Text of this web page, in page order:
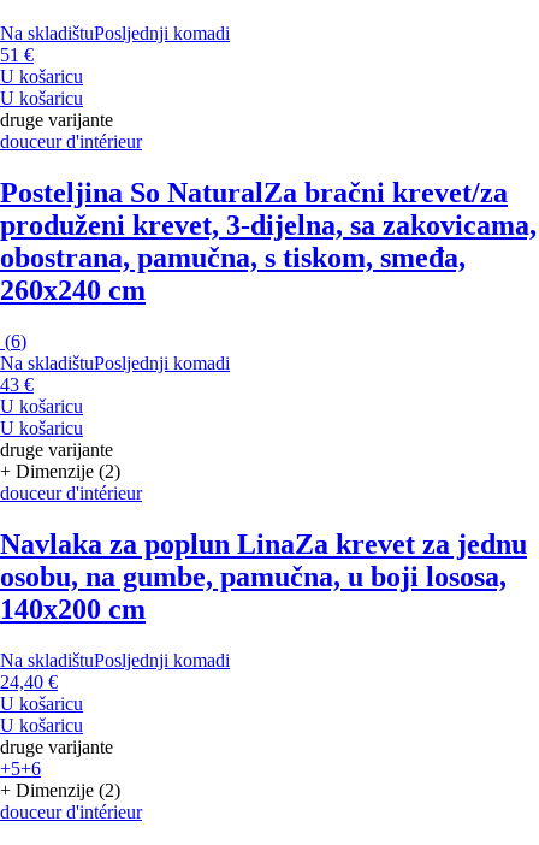
Na skladištuPosljednji komadi
51 €
U košaricu
U košaricu
druge varijante
douceur d'intérieur
Posteljina So NaturalZa bračni krevet/za
produženi krevet, 3-dijelna, sa zakovicama,
obostrana, pamučna, s tiskom, smeđa,
260x240 cm
(6)
Na skladištuPosljednji komadi
43 €
U košaricu
U košaricu
druge varijante
+ Dimenzije (2)
douceur d'intérieur
Navlaka za poplun LinaZa krevet za jednu
osobu, na gumbe, pamučna, u boji lososa,
140x200 cm
Na skladištuPosljednji komadi
24,40 €
U košaricu
U košaricu
druge varijante
+5+6
+ Dimenzije (2)
douceur d'intérieur